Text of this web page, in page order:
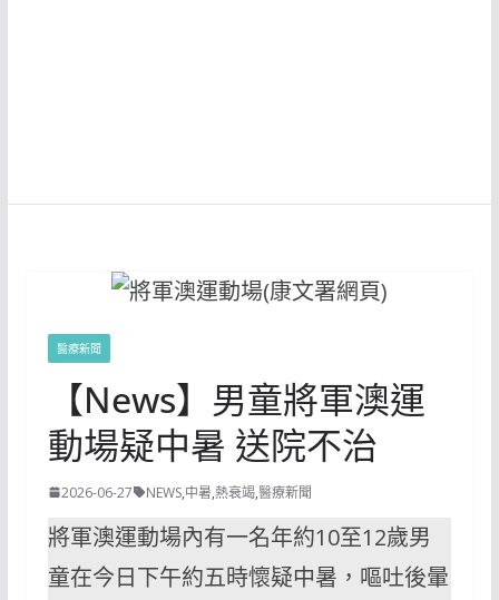
醫療新聞
【News】男童將軍澳運
動場疑中暑 送院不治
2026-06-27 NEWS,中暑,熱衰竭,醫療新聞
將軍澳運動場內有一名年約10至12歲男
童在今日下午約五時懷疑中暑，嘔吐後暈